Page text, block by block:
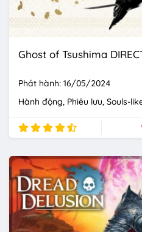
Ghost of Tsushima
Phát hành: 16/05/2024
Hành động Phiêu lưu Souls-